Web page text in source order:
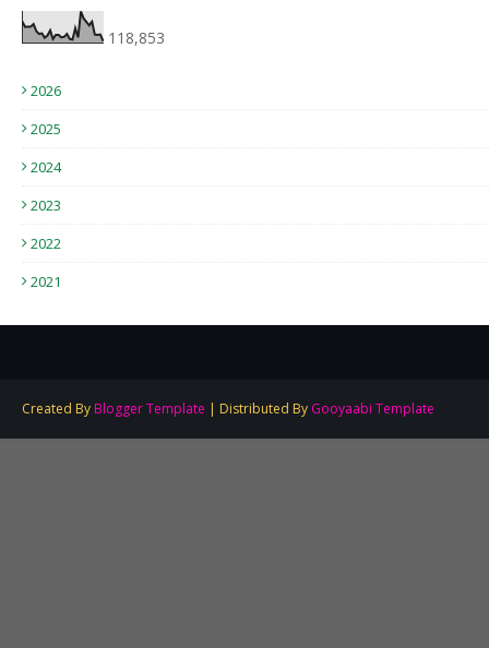
118,853
2026
2025
2024
2023
2022
2021
Created By Blogger Template | Distributed By Gooyaabi Template